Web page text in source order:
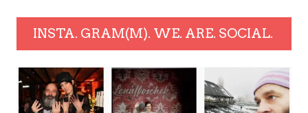
INSTA. GRAM(M). WE. ARE. SOCIAL.